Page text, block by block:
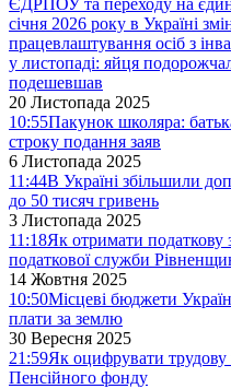
ЄДРПОУ та переходу на
січня 2026 року в Україні
працевлаштування осіб з
у листопаді: яйця
подешевшав
20 Листопада 2025
10:55Пакунок школяра:
строку подання заяв
6 Листопада 2025
11:44В Україні збільшили
до 50 тисяч гривень
3 Листопада 2025
11:18Як отримати податкову
податкової служби
14 Жовтня 2025
10:50Місцеві бюджети
плати за землю
30 Вересня 2025
21:59Як оцифрувати
Пенсійного фонду